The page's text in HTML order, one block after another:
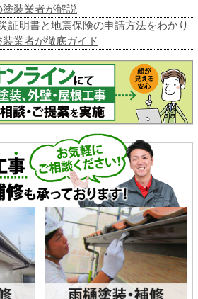
装業者が解説
証明書と地震保険の申請方法をわかり
業者が徹底ガイド